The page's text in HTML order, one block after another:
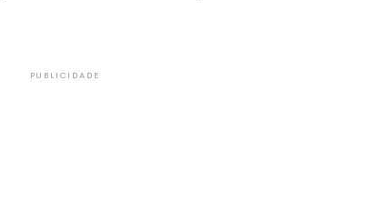
PUBLICIDADE